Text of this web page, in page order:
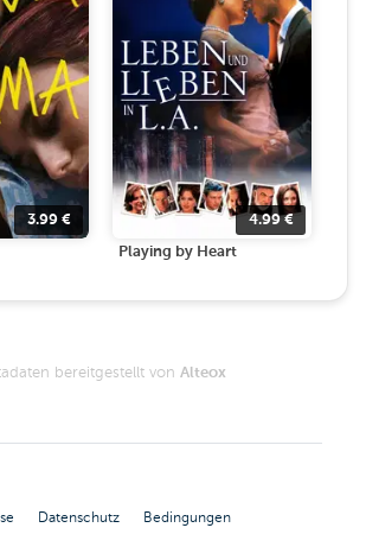
3.99 € 4.99€
Playing by Heart
bereitgestellt von Alteox
Datenschutz Bedingungen